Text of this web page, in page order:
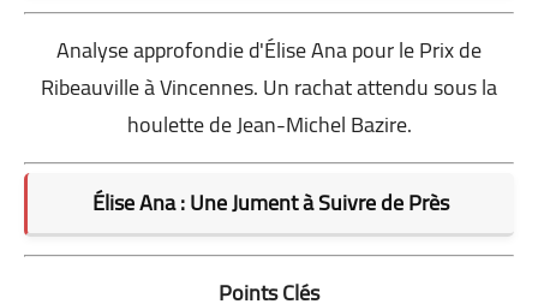
Analyse approfondie d'Élise Ana pour le Prix de
Ribeauville à Vincennes. Un rachat attendu sous la
houlette de Jean-Michel Bazire.
Élise Ana : Une Jument à Suivre de Près
Points Clés